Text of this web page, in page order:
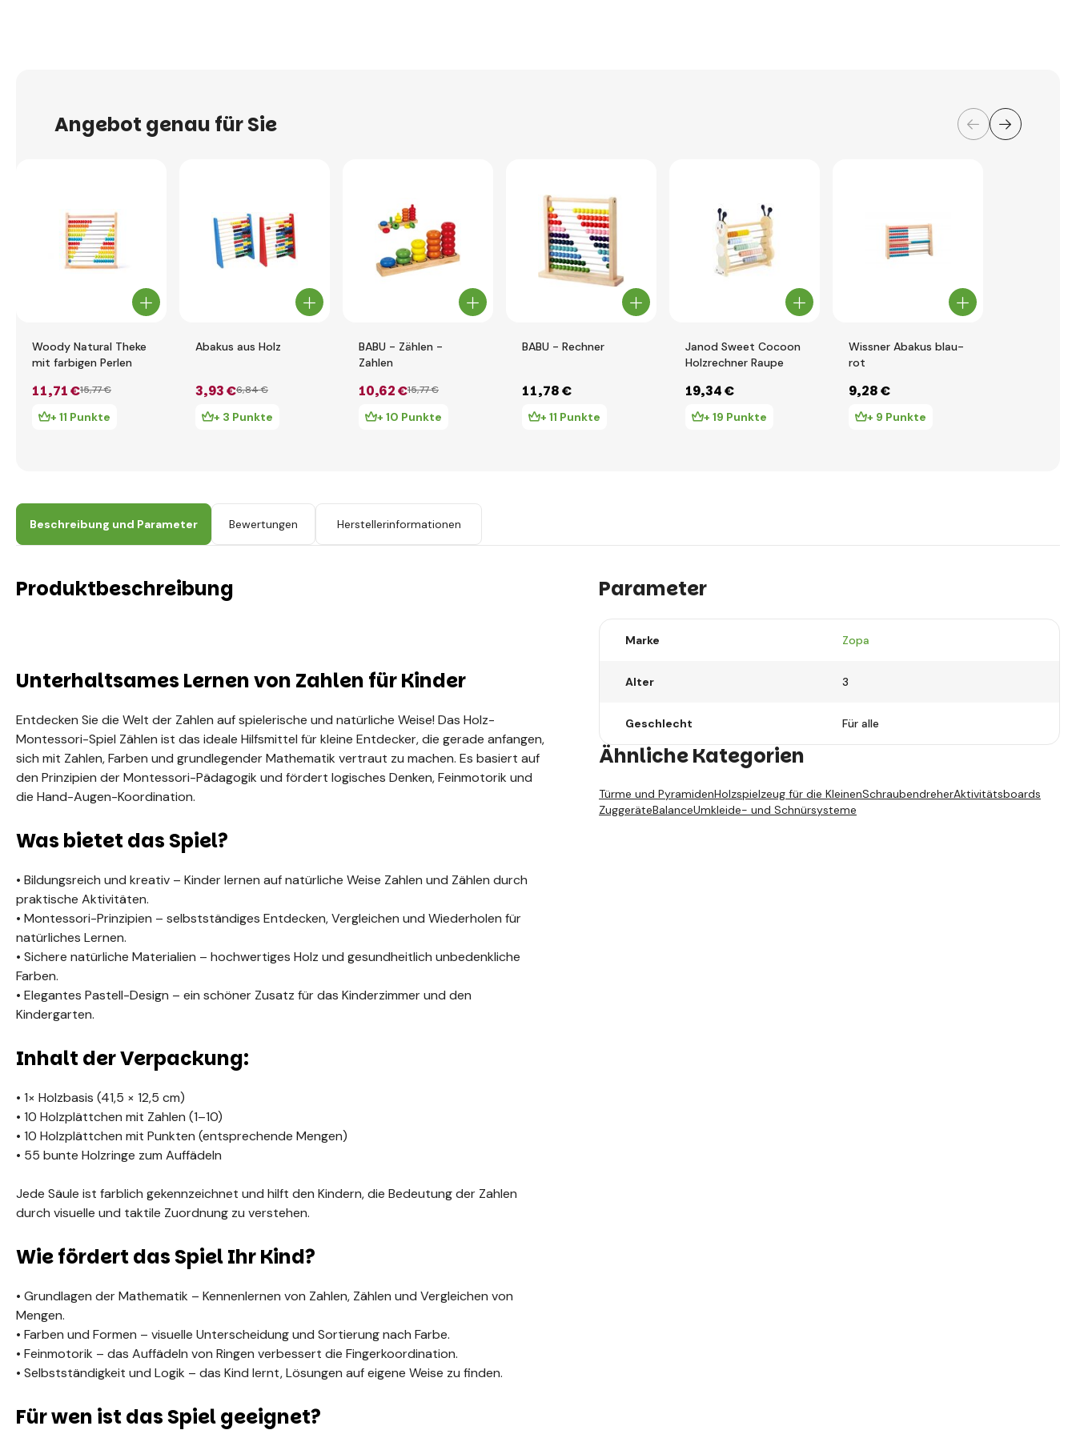
Angebot genau für Sie
Woody Natural Theke
mit farbigen Perlen
11,71 €15,77 €
+ 11 Punkte
Abakus aus Holz
3,93 €6,84 €
+ 3 Punkte
BABU - Zählen -
Zahlen
10,62 €15,77 €
+ 10 Punkte
BABU - Rechner
11,78 €
+ 11 Punkte
Janod Sweet Cocoon
Holzrechner Raupe
19,34 €
+ 19 Punkte
Wissner Abakus blau-
rot
9,28 €
+ 9 Punkte
Beschreibung und Parameter Bewertungen Herstellerinformationen
Produktbeschreibung
Unterhaltsames Lernen von Zahlen für Kinder
Entdecken Sie die Welt der Zahlen auf spielerische und natürliche Weise! Das Holz-
Montessori-Spiel Zählen ist das ideale Hilfsmittel für kleine Entdecker, die gerade anfangen,
sich mit Zahlen, Farben und grundlegender Mathematik vertraut zu machen. Es basiert auf
den Prinzipien der Montessori-Pädagogik und fördert logisches Denken, Feinmotorik und
die Hand-Augen-Koordination.
Was bietet das Spiel?
• Bildungsreich und kreativ – Kinder lernen auf natürliche Weise Zahlen und Zählen durch
praktische Aktivitäten.
• Montessori-Prinzipien – selbstständiges Entdecken, Vergleichen und Wiederholen für
natürliches Lernen.
• Sichere natürliche Materialien – hochwertiges Holz und gesundheitlich unbedenkliche
Farben.
• Elegantes Pastell-Design – ein schöner Zusatz für das Kinderzimmer und den
Kindergarten.
Inhalt der Verpackung:
• 1× Holzbasis (41,5 × 12,5 cm)
• 10 Holzplättchen mit Zahlen (1–10)
• 10 Holzplättchen mit Punkten (entsprechende Mengen)
• 55 bunte Holzringe zum Auffädeln
Jede Säule ist farblich gekennzeichnet und hilft den Kindern, die Bedeutung der Zahlen
durch visuelle und taktile Zuordnung zu verstehen.
Wie fördert das Spiel Ihr Kind?
• Grundlagen der Mathematik – Kennenlernen von Zahlen, Zählen und Vergleichen von
Mengen.
• Farben und Formen – visuelle Unterscheidung und Sortierung nach Farbe.
• Feinmotorik – das Auffädeln von Ringen verbessert die Fingerkoordination.
• Selbstständigkeit und Logik – das Kind lernt, Lösungen auf eigene Weise zu finden.
Für wen ist das Spiel geeignet?
Parameter
Marke Zopa
Alter 3
Geschlecht Für alle
Ähnliche Kategorien
Türme und PyramidenHolzspielzeug für die KleinenSchraubendreherAktivitätsboards
ZuggeräteBalanceUmkleide- und Schnürsysteme